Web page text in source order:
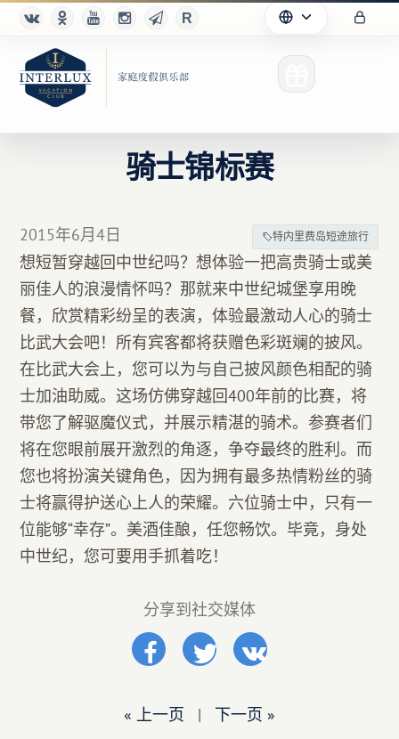
优点
合作伙伴
Благотворительность
骑士锦标赛
2015年6月4日 特内里费岛短途旅行
想短暂穿越回中世纪吗？想体验一把高贵骑士或美
丽佳人的浪漫情怀吗？那就来中世纪城堡享用晚
餐，欣赏精彩纷呈的表演，体验最激动人心的骑士
比武大会吧！所有宾客都将获赠色彩斑斓的披风。
在比武大会上，您可以为与自己披风颜色相配的骑
士加油助威。这场仿佛穿越回400年前的比赛，将
带您了解驱魔仪式，并展示精湛的骑术。参赛者们
将在您眼前展开激烈的角逐，争夺最终的胜利。而
您也将扮演关键角色，因为拥有最多热情粉丝的骑
士将赢得护送心上人的荣耀。六位骑士中，只有一
位能够“幸存”。美酒佳酿，任您畅饮。毕竟，身处
中世纪，您可要用手抓着吃！
分享到社交媒体
« 上一页 | 下一页 »